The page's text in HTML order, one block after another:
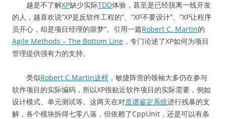
越是不了解XP缺少实际TDD体验，甚至是已经脱离一线开发
的人，越喜欢说“XP是反软件工程的”、“XP不要设计”、“XP让程序
员开心，却是项目经理的噩梦”。引用一篇Robert C. Martin的
Agile Methods – The Bottom Line ，专门论述了XP如何为项目
管理提供强有力的支持。
类似Robert C.Martin这样 ，敏捷阵营的领袖大多仍在参与
软件项目的实际编码，所以XP很贴近软件项目的实际需要，例如
设计模式、单元测试等。这两天在对质谱鉴定系统进行残暴的支
解，各个模块拆得七零八落，但依赖了CppUnit，还是可以有条